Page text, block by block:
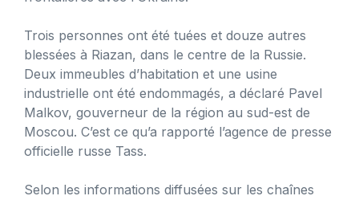
Trois personnes ont été tuées et douze autres
blessées à Riazan, dans le centre de la Russie.
Deux immeubles d’habitation et une usine
industrielle ont été endommagés, a déclaré Pavel
Malkov, gouverneur de la région au sud-est de
Moscou. C’est ce qu’a rapporté l’agence de presse
officielle russe Tass.
Selon les informations diffusées sur les chaînes